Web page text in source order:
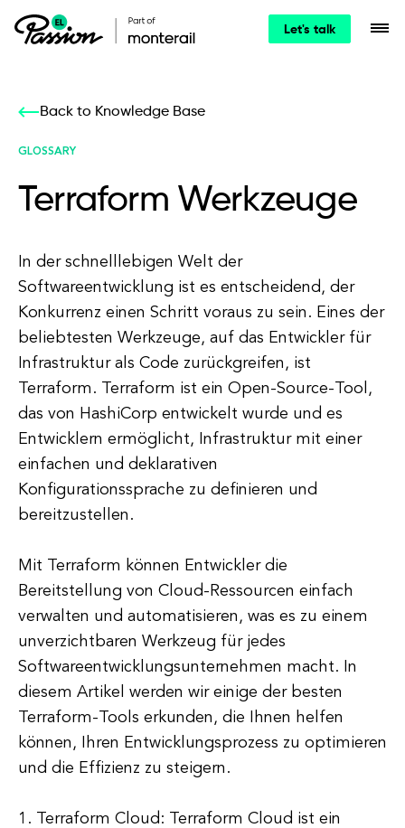
Let's talk
Back to Knowledge Base
GLOSSARY
Terraform Werkzeuge
In der schnelllebigen Welt der
Softwareentwicklung ist es entscheidend, der
Konkurrenz einen Schritt voraus zu sein. Eines der
beliebtesten Werkzeuge, auf das Entwickler für
Infrastruktur als Code zurückgreifen, ist
Terraform. Terraform ist ein Open-Source-Tool,
das von HashiCorp entwickelt wurde und es
Entwicklern ermöglicht, Infrastruktur mit einer
einfachen und deklarativen
Konfigurationssprache zu definieren und
bereitzustellen.
Mit Terraform können Entwickler die
Bereitstellung von Cloud-Ressourcen einfach
verwalten und automatisieren, was es zu einem
unverzichtbaren Werkzeug für jedes
Softwareentwicklungsunternehmen macht. In
diesem Artikel werden wir einige der besten
Terraform-Tools erkunden, die Ihnen helfen
können, Ihren Entwicklungsprozess zu optimieren
und die Effizienz zu steigern.
1. Terraform Cloud: Terraform Cloud ist ein